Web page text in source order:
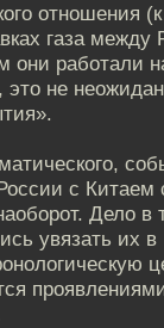
отношения
газа между
они работали
это не
с Китаем
Дело в
увязать их в